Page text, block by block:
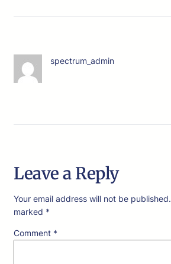
spectrum_admin
Leave a Reply
Your email address will not be published.
marked *
Comment *